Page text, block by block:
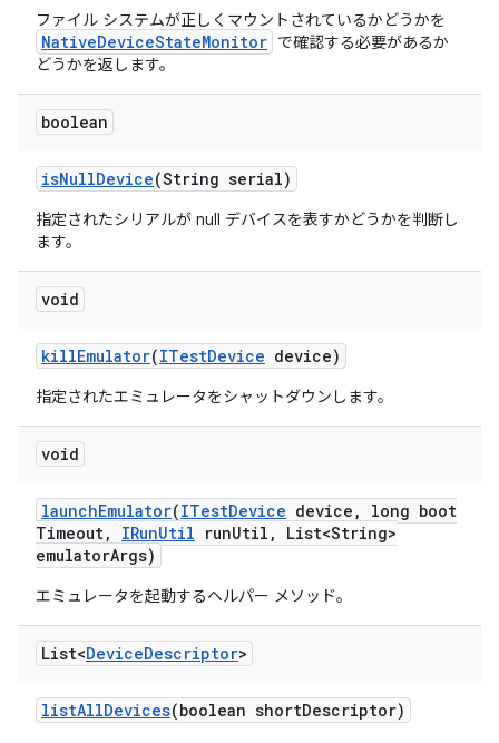
ファイル システムが正しくマウントされているかどうかを
NativeDeviceStateMonitor で確認する必要があるか
どうかを返します。
boolean
isNullDevice(String serial)
指定されたシリアルが null デバイスを表すかどうかを判断し
ます。
void
killEmulator(ITestDevice device)
指定されたエミュレータをシャットダウンします。
void
launchEmulator(ITestDevice device ,
long boot
Timeout, IRunUtil runUtil ,
List<String>
emulatorArgs)
エミュレータを起動するヘルパー メソッド。
List<DeviceDescriptor>
listAllDevices(boolean shortDescriptor)